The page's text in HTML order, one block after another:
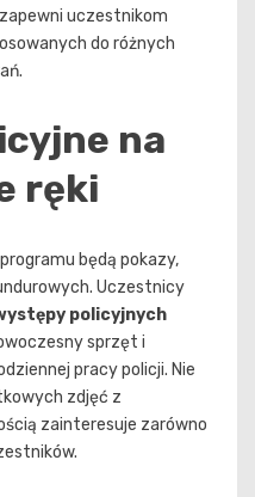
uczestnikom
do różnych
na
ręki
będą pokazy,
Uczestnicy
policyjnych
sprzęt i
pracy policji. Nie
zdjęć z
zainteresuje zarówno